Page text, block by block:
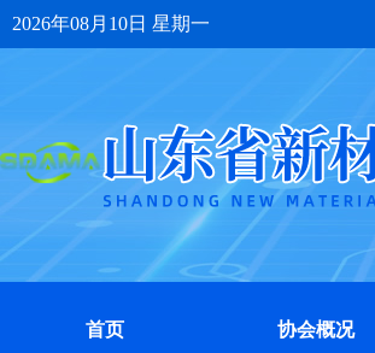
2026年08月10日 星期一
首页 协会概况